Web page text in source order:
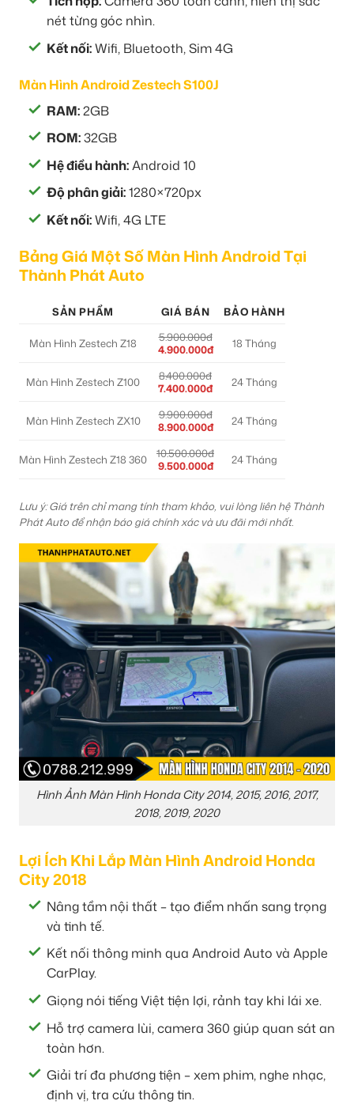
nét từng góc nhìn.
Kết nối:Wifi, Bluetooth, Sim 4G
Màn Hình Android Zestech S100J
RAM:2GB
ROM:32GB
Hệ điều hành:Android 10
Độ phân giải:1280×720px
Kết nối:Wifi, 4G LTE
Bảng Giá Một Số Màn Hình Android Tại
Thành Phát Auto
SẢN PHẨM GIÁ BÁN BẢO HÀNH
Màn Hình Zestech Z18
5.900.000đ
4.900.000đ
18 Tháng
Màn Hình Zestech Z100
8.400.000đ
7.400.000đ
24 Tháng
Màn Hình Zestech ZX10
9.900.000đ
8.900.000đ
24 Tháng
Màn Hình Zestech Z18 360
10.500.000đ
9.500.000đ
24 Tháng
Lưu ý: Giá trên chỉ mang tính tham khảo, vui lòng liên hệ Thành
Phát Auto để nhận báo giá chính xác và ưu đãi mới nhất.
Hình Ảnh Màn Hình Honda City 2014, 2015, 2016, 2017,
2018, 2019, 2020
Lợi Ích Khi Lắp Màn Hình Android Honda
City 2018
Nâng tầm nội thất – tạo điểm nhấn sang trọng
và tinh tế.
Kết nối thông minh qua Android Auto và Apple
CarPlay.
Giọng nói tiếng Việt tiện lợi, rảnh tay khi lái xe.
Hỗ trợ camera lùi, camera 360 giúp quan sát an
toàn hơn.
Giải trí đa phương tiện – xem phim, nghe nhạc,
định vị, tra cứu thông tin.